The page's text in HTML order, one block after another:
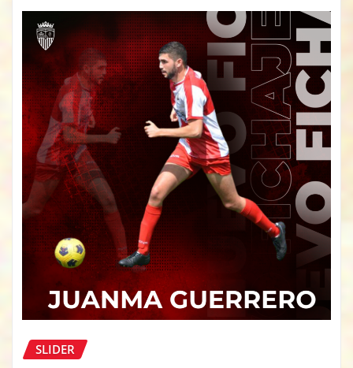
SLIDER